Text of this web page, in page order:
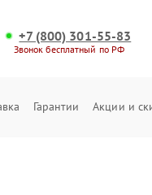
+7 (800) 301-55-83
Звонок бесплатный по РФ
Гарантии Акции и